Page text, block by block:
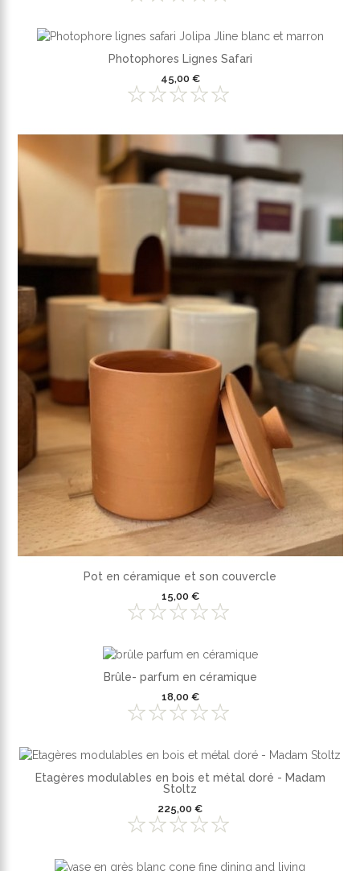
Photophores Lignes Safari
45,00 €
Pot en céramique et son couvercle
15,00 €
Brûle- parfum en céramique
18,00 €
Etagères modulables en bois et métal doré - Madam
Stoltz
225,00 €